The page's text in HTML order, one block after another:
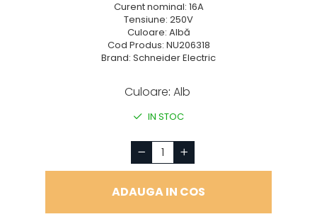
Curent nominal: 16A
Tensiune: 250V
Culoare: Albă
Cod Produs: NU206318
Brand: Schneider Electric
Culoare: Alb
IN STOC
ADAUGA IN COS